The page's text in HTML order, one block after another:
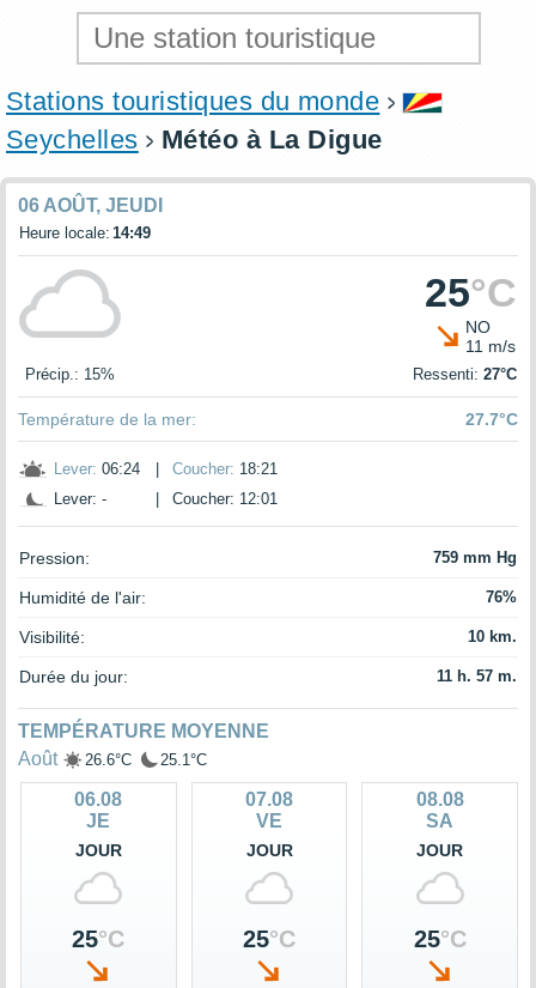
Stations touristiques du monde
Seychelles
Météo à La Digue
06 AOÛT, JEUDI
Heure locale: 14:49
25°C
NO
11 m/s
Précip.: 15% Ressenti: 27°C
Température de la mer: 27.7°C
Lever: 06:24 Coucher: 18:21
Lever: -
Coucher: 12:01
Pression: 759 mm Hg
Humidité de l'air: 76%
Visibilité: 10 km.
Durée du jour: 11 h. 57 m.
TEMPÉRATURE MOYENNE
Août
26.6°C 25.1°C
06.08
JE
JOUR
25°C
07.08
VE
JOUR
25°C
08.08
SA
JOUR
25°C